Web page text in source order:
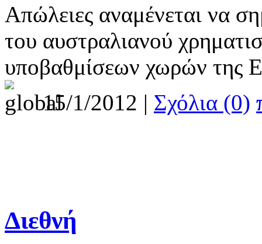
Απώλειες αναμένεται να
του αυστραλιανού
υποβαθμίσεων χωρών της
15/1/2012 | Σχόλια (0)
Διεθνή